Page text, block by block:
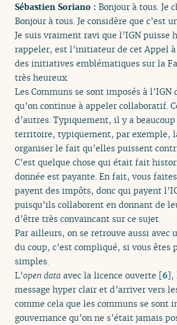
Sébastien Soriano : Bonjour à tous. Je
Bonjour à tous. Je considère que
Je suis vraiment ravi que l’IGN
rappeler, est l’initiateur de cet Appel
des initiatives emblématiques sur la
très heureux.
Les Communs se sont imposés à
qu’on continue à appeler collaboratif.
d’autres. Typiquement, il y a
territoire, typiquement, par exemple,
organiser le fait qu’elles puissent
C’est quelque chose qui était fait
donnée est payante. En fait, vous
payent des impôts, donc qui payent
puisqu’ils collaborent en donnant de
d’être très convaincant sur ce sujet.
Par ailleurs, on se retrouve aussi
du coup, c’est compliqué, si vous
simples.
L’open data avec la licence ouverte [6],
message hyper clair et d’arriver vers
comme cela que les communs se sont
gouvernance qu’on ne s’était jamais